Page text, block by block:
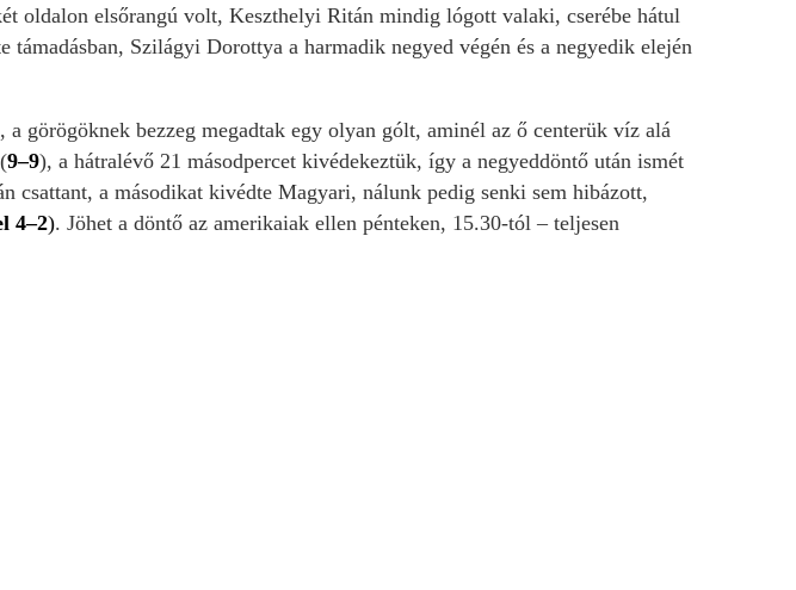
oldalon elsőrangú volt, Keszthelyi Ritán mindig lógott valaki, cserébe hátul
Szilágyi Dorottya a harmadik negyed végén és a negyedik elején
görögöknek bezzeg megadtak egy olyan gólt, aminél az ő centerük víz alá
9–9), a hátralévő 21 másodpercet kivédekeztük, így a negyeddöntő után ismét
csattant, a másodikat kivédte Magyari, nálunk pedig senki sem hibázott,
4–2). Jöhet a döntő az amerikaiak ellen pénteken, 15.30-tól – teljesen